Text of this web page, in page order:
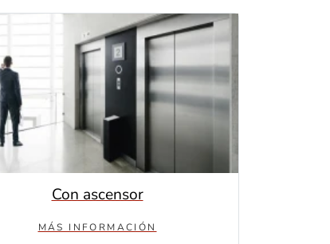
Con ascensor
MÁS INFORMACIÓN